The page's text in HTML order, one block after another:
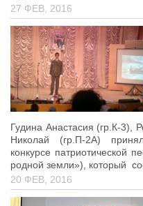
Музей КФ РГУ СоцТех
Материалы научно-
Наставничество
Нормативные
Наши выпускники
НОКО
ФП “Молодые
27 ФЕВ, 2016
Гудина Анастасия (гр.К-3),
Николай (гр.П-2А)
конкурсе патриотической
родной земли»), который
20 ФЕВ, 2016